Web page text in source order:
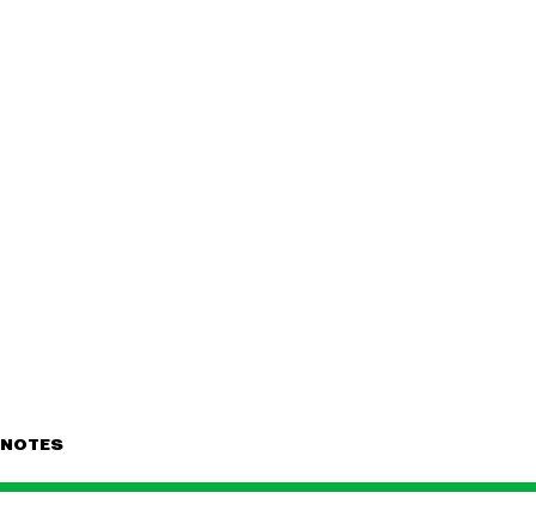
NOTES